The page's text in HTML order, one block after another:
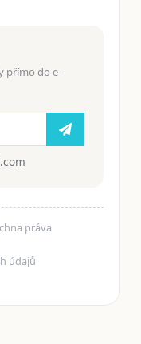
přímo do e-
práva
údajů